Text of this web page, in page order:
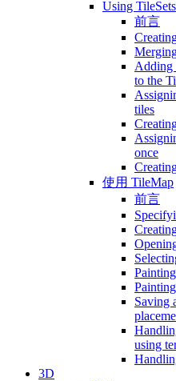
Using TileSets
前言
Adding
to the
tiles
once
使用 TileMap
前言
Saving
using
3D